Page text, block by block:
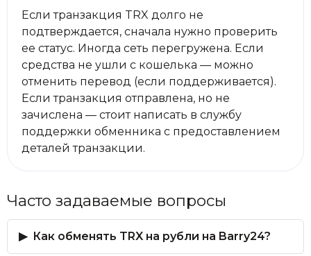
Если транзакция TRX долго не
подтверждается, сначала нужно проверить
ее статус. Иногда сеть перегружена. Если
средства не ушли с кошелька — можно
отменить перевод (если поддерживается).
Если транзакция отправлена, но не
зачислена — стоит написать в службу
поддержки обменника с предоставлением
деталей транзакции.
Часто задаваемые вопросы
Как обменять TRX на рубли на Barry24?